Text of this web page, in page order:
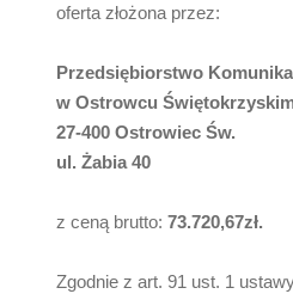
oferta złożona przez:
Przedsiębiorstwo
w Ostrowcu
27-400 Ostrowiec Św.
ul. Żabia 40
z ceną brutto: 73.720,67zł.
Zgodnie z art. 91 ust. 1